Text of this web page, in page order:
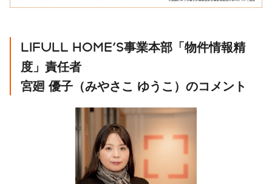
LIFULL HOME'S事業本部「物件情報精
度」責任者
宮廻 優子（みやさこ ゆうこ）のコメント